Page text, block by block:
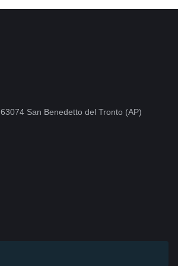
San Benedetto del Tronto (AP)